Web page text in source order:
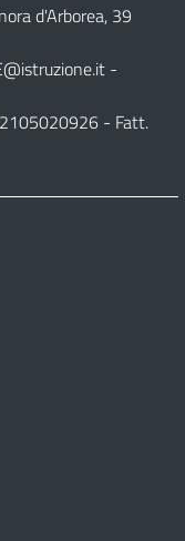
d'Arborea, 39
-
- Fatt.